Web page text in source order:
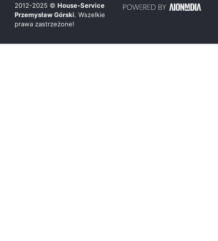
2012-2025 © House-Service
Przemysław Górski. Wszelkie
prawa zastrzeżone!